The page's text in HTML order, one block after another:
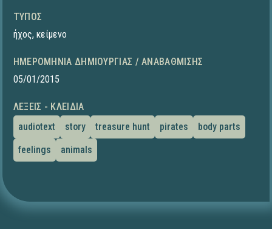
ΤΎΠΟΣ
ήχος, κείμενο
ΗΜΕΡΟΜΗΝΊΑ ΔΗΜΙΟΥΡΓΊΑΣ / ΑΝΑΒΆΘΜΙΣΗΣ
05/01/2015
ΛΈΞΕΙΣ - ΚΛΕΙΔΙΆ
audiotext
story treasure hunt pirates
body parts
feelings
animals